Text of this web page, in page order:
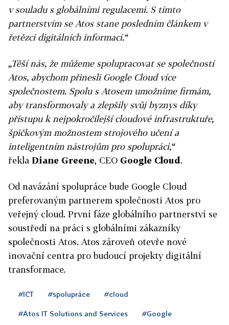
v souladu s globálními regulacemi. S tímto
partnerstvím se Atos stane posledním článkem v
řetězci digitálních informací.“
„Těší nás, že můžeme spolupracovat se společností
Atos, abychom přinesli Google Cloud více
společnostem. Spolu s Atosem umožníme firmám,
aby transformovaly a zlepšily svůj byznys díky
přístupu k nejpokročilejší cloudové infrastruktuře,
špičkovým možnostem strojového učení a
inteligentním nástrojům pro spolupráci,“
řekla Diane Greene, CEO Google Cloud.
Od navázání spolupráce bude Google Cloud
preferovaným partnerem společnosti Atos pro
veřejný cloud. První fáze globálního partnerství se
soustředí na práci s globálními zákazníky
společnosti Atos. Atos zároveň otevře nové
inovační centra pro budoucí projekty digitální
transformace.
#ICT #spolupráce #cloud
#Atos IT Solutions and Services #Google